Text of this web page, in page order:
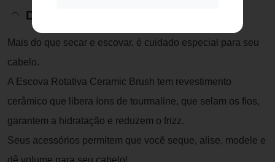
Descrição do Produto
Mais do que secar e escovar, é cuidado especial para seu
cabelo.
A Escova Rotativa Ceramic Brush tem revestimento
cerâmico que libera íons de tourmaline, que selam os fios,
garantem a hidratação e reduzem o frizz.
Seus acessórios permitem que você seque, alise, modele e
dê volume para seu cabelo!